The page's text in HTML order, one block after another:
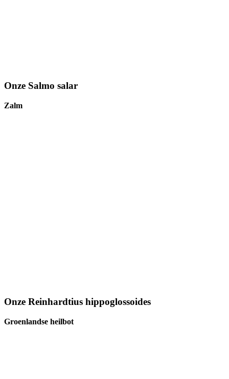
Onze Salmo salar
Zalm
Onze Reinhardtius hippoglossoides
Groenlandse heilbot